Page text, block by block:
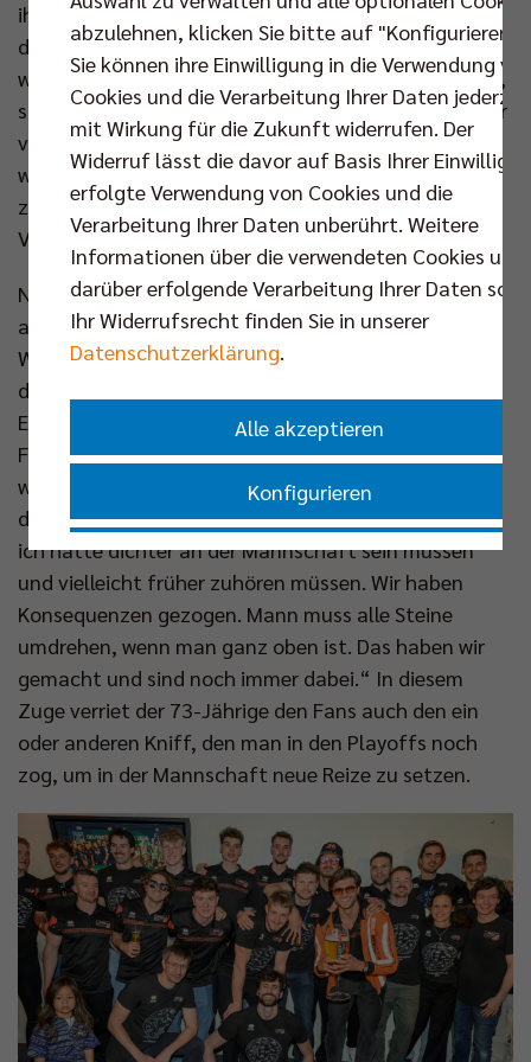
ihren Anteil. Wir haben als Mannschaft versucht, es
den Verantwortlichen nach den Wechseln so einfach
wie möglich zu machen. Am Ende hat das geklappt“,
sagte Schott. Der scheidende Trainer Steuerwald war
voll des Lobes: „Wir haben gezeigt, dass wir wissen,
wie man im Mai Spiele gewinnt. Wir sind
zusammengerückt und haben unseren besten
Volleyball im Playoff-Finale gespielt.“
Nach dem Saisonrückblick ergriff der bestens
aufgelegte Geschäftsführer Kaweh Niroomand das
Wort im Saal: „Das ist ein großartiges Bild! Schön,
dass wieder so viele hier sind, um mit uns zu feiern.
Ein herzliches Dankeschön an alle Unterstützer und
Förderer.“ Um anschließend schnell selbstkritisch zu
werden: „Wir haben Fehler gemacht und mussten
dafür in dieser Saison bezahlen. Ich muss zugeben,
ich hätte dichter an der Mannschaft sein müssen
und vielleicht früher zuhören müssen. Wir haben
Konsequenzen gezogen. Mann muss alle Steine
umdrehen, wenn man ganz oben ist. Das haben wir
gemacht und sind noch immer dabei.“ In diesem
Zuge verriet der 73-Jährige den Fans auch den ein
oder anderen Kniff, den man in den Playoffs noch
zog, um in der Mannschaft neue Reize zu setzen.
abzulehnen, klicken Sie bitte auf "Konfigurieren".
Sie können ihre Einwilligung in die Verwendung
Cookies und die Verarbeitung Ihrer Daten
mit Wirkung für die Zukunft widerrufen. Der
Widerruf lässt die davor auf Basis Ihrer
erfolgte Verwendung von Cookies und die
Verarbeitung Ihrer Daten unberührt. Weitere
Informationen über die verwendeten Cookies und
darüber erfolgende Verarbeitung Ihrer Daten
Ihr Widerrufsrecht finden Sie in unserer
Datenschutzerklärung.
Alle akzeptieren
Konfigurieren
Nur essenzielle Cookies akzeptieren
Impressum |Datenschutzerklärung